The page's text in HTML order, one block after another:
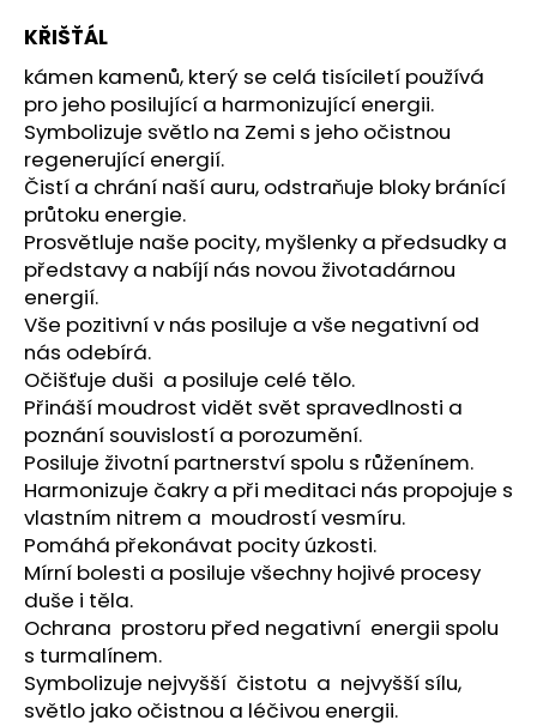
KŘIŠŤÁL
kámen kamenů, který se celá tisíciletí používá
pro jeho posilující a harmonizující energii.
Symbolizuje světlo na Zemi s jeho očistnou
regenerující energií.
Čistí a chrání naší auru, odstraňuje bloky bránící
průtoku energie.
Prosvětluje naše pocity, myšlenky a předsudky a
představy a nabíjí nás novou životadárnou
energií.
Vše pozitivní v nás posiluje a vše negativní od
nás odebírá.
Očišťuje duši a posiluje celé tělo.
Přináší moudrost vidět svět spravedlnosti a
poznání souvislostí a porozumění.
Posiluje životní partnerství spolu s růženínem.
Harmonizuje čakry a při meditaci nás propojuje s
vlastním nitrem a moudrostí vesmíru.
Pomáhá překonávat pocity úzkosti.
Mírní bolesti a posiluje všechny hojivé procesy
duše i těla.
Ochrana prostoru před negativní energii spolu
s turmalínem.
Symbolizuje nejvyšší čistotu a nejvyšší sílu,
světlo jako očistnou a léčivou energii.
a
j
í
t
?
HLEDAT
D
o
p
o
r
u
č
u
j
e
m
e